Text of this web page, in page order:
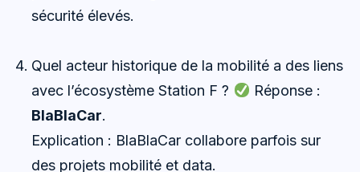
sécurité élevés.
Quel acteur historique de la mobilité a des liens
avec l’écosystème Station F ?
Réponse :
BlaBlaCar.
Explication : BlaBlaCar collabore parfois sur
des projets mobilité et data.